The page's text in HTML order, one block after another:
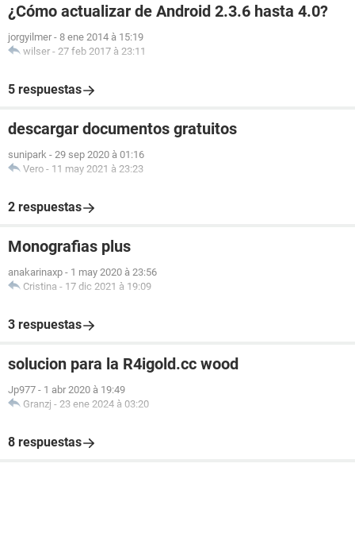
¿Cómo actualizar de Android 2.3.6 hasta 4.0?
jorgyilmer - 8 ene 2014 à 15:19
wilser - 27 feb 2017 à 23:11
5 respuestas
descargar documentos gratuitos
sunipark - 29 sep 2020 à 01:16
Vero - 11 may 2021 à 23:23
2 respuestas
Monografias plus
anakarinaxp - 1 may 2020 à 23:56
Cristina - 17 dic 2021 à 19:09
3 respuestas
solucion para la R4igold.cc wood
Jp977 - 1 abr 2020 à 19:49
Granzj - 23 ene 2024 à 03:20
8 respuestas